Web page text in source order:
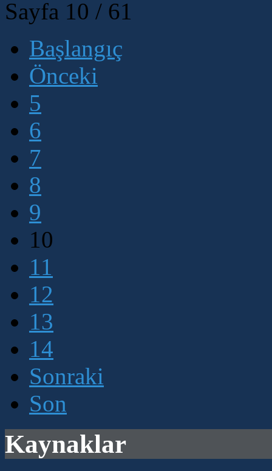
Sayfa 10 / 61
Başlangıç
Önceki
5
6
7
8
9
10
11
12
13
14
Sonraki
Son
Kaynaklar